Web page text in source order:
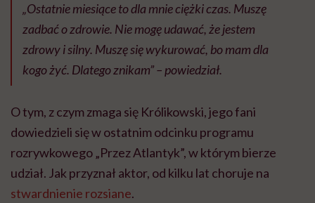
„Ostatnie miesiące to dla mnie ciężki czas. Muszę
zadbać o zdrowie. Nie mogę udawać, że jestem
zdrowy i silny. Muszę się wykurować, bo mam dla
kogo żyć. Dlatego znikam” – powiedział.
O tym, z czym zmaga się Królikowski, jego fani
dowiedzieli się w ostatnim odcinku programu
rozrywkowego „Przez Atlantyk”, w którym bierze
udział. Jak przyznał aktor, od kilku lat choruje na
stwardnienie rozsiane.